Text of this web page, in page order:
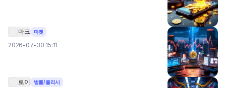
마크 마켓
2026-07-30 15:11
로이 법률/폴리시